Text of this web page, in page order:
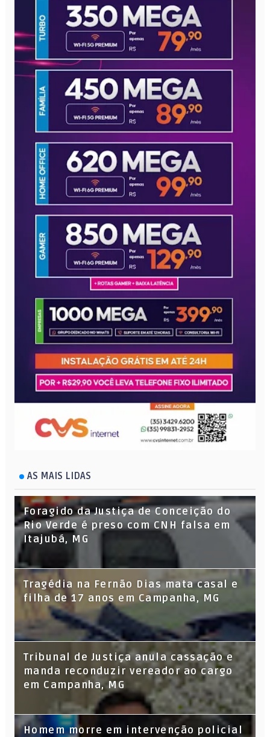
AS MAIS LIDAS
Foragido da Justiça de Conceição do
Rio Verde é preso com CNH falsa em
Itajubá, MG
Tragédia na Fernão Dias mata casal e
filha de 17 anos em Campanha, MG
Tribunal de Justiça anula cassação e
manda reconduzir vereador ao cargo
em Campanha, MG
Homem morre em intervenção policial